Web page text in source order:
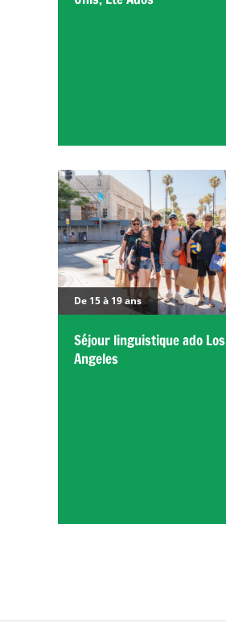
De 15 à 19 ans
Séjour linguistique ado Los
Angeles